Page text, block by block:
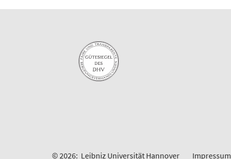
© 2026: Leibniz Universität Hannover Impressum